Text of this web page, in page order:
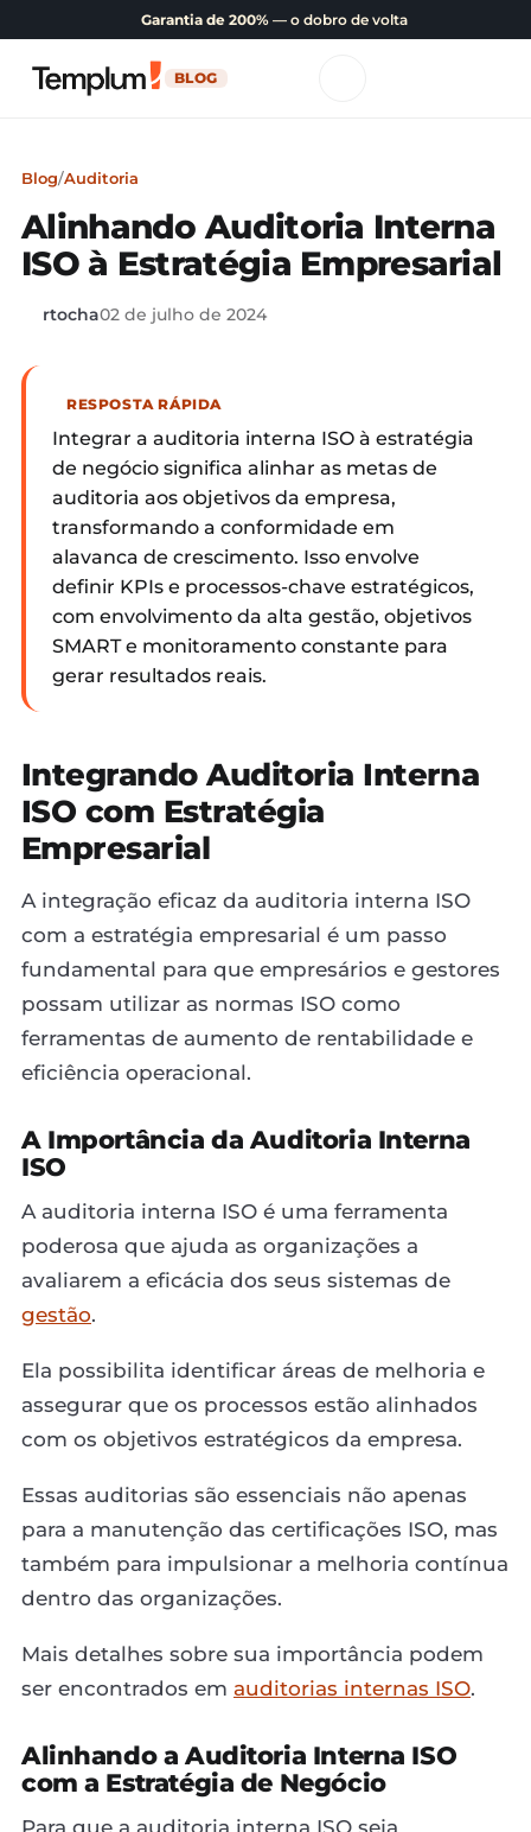
Garantia de 200% — o dobro de volta
BLOG
Blog/Auditoria
Alinhando Auditoria Interna
ISO à Estratégia Empresarial
rtocha02 de julho de 2024
RESPOSTA RÁPIDA
Integrar a auditoria interna ISO à estratégia
de negócio significa alinhar as metas de
auditoria aos objetivos da empresa,
transformando a conformidade em
alavanca de crescimento. Isso envolve
definir KPIs e processos-chave estratégicos,
com envolvimento da alta gestão, objetivos
SMART e monitoramento constante para
gerar resultados reais.
Integrando Auditoria Interna
ISO com Estratégia
Empresarial
A integração eficaz da auditoria interna ISO
com a estratégia empresarial é um passo
fundamental para que empresários e gestores
possam utilizar as normas ISO como
ferramentas de aumento de rentabilidade e
eficiência operacional.
A Importância da Auditoria Interna
ISO
A auditoria interna ISO é uma ferramenta
poderosa que ajuda as organizações a
avaliarem a eficácia dos seus sistemas de
gestão.
Ela possibilita identificar áreas de melhoria e
assegurar que os processos estão alinhados
com os objetivos estratégicos da empresa.
Essas auditorias são essenciais não apenas
para a manutenção das certificações ISO, mas
também para impulsionar a melhoria contínua
dentro das organizações.
Mais detalhes sobre sua importância podem
ser encontrados em auditorias internas ISO.
Alinhando a Auditoria Interna ISO
com a Estratégia de Negócio
Para que a auditoria interna ISO seja